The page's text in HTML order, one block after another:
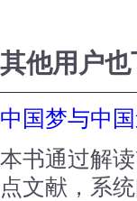
其他用户
中国梦与中
本书通过解
点文献，系